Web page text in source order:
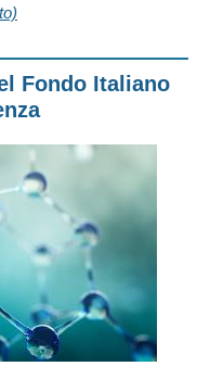
Fondo Italiano